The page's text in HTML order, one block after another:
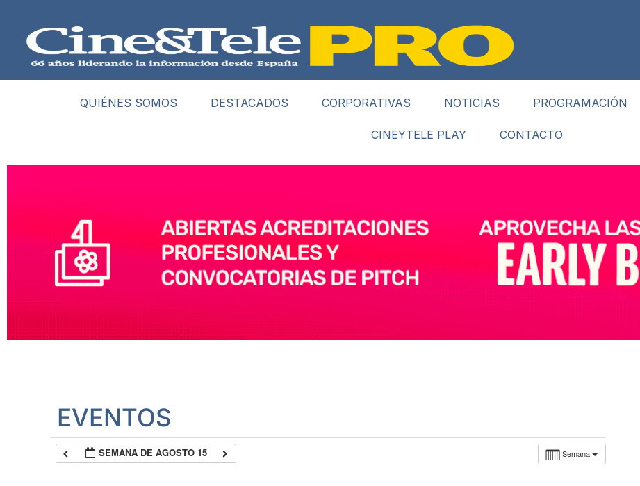
QUIÉNES SOMOS DESTACADOS CORPORATIVAS NOTICIAS PROGRAMACIÓN
CINEYTELE PLAY CONTACTO
EVENTOS
Semana
SEMANA DE AGOSTO 15